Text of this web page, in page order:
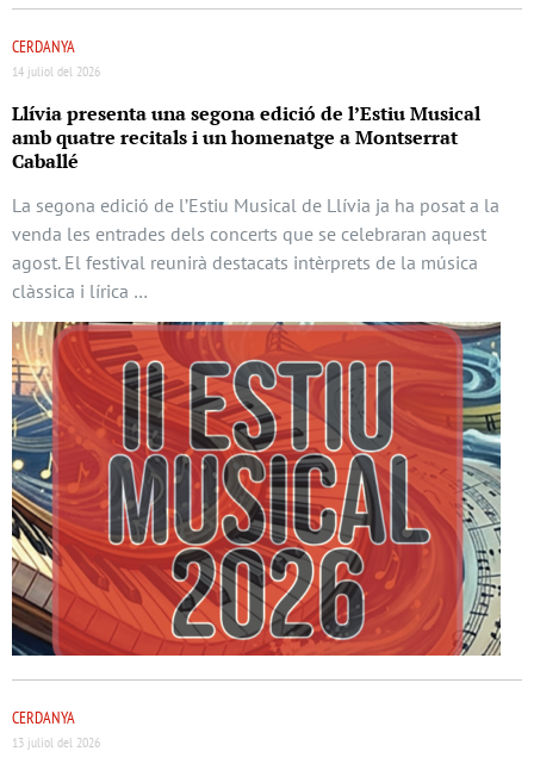
CERDANYA
14 juliol del 2026
Llívia presenta una segona edició de l’Estiu Musical
amb quatre recitals i un homenatge a Montserrat
Caballé
La segona edició de l’Estiu Musical de Llívia ja ha posat a la
venda les entrades dels concerts que se celebraran aquest
agost. El festival reunirà destacats intèrprets de la música
clàssica i lírica …
CERDANYA
13 juliol del 2026